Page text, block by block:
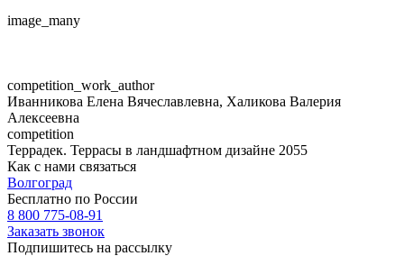
image_many
competition_work_author
Иванникова Елена Вячеславлевна, Халикова Валерия
Алексеевна
competition
Террадек. Террасы в ландшафтном дизайне 2055
Как с нами связаться
Волгоград
Бесплатно по России
8 800 775-08-91
Заказать звонок
Подпишитесь на рассылку